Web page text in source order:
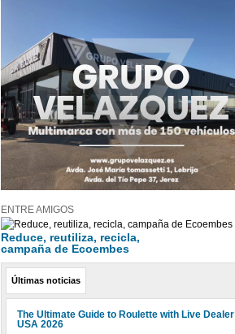
ENTRE AMIGOS
Reduce, reutiliza, recicla,
campaña de Ecoembes
Últimas noticias
The Ultimate Guide to Roulette with Live Dealer
USA 2026